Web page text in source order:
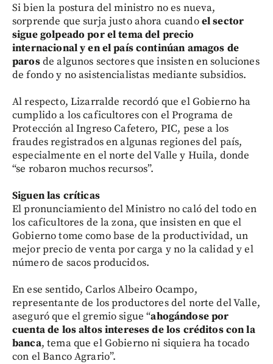
Si bien la postura del ministro no es nueva,
sorprende que surja justo ahora cuandoel sector
sigue golpeado por el tema del precio
internacional y en el país continúan amagos de
parosde algunos sectores que insisten en soluciones
de fondo y no asistencialistas mediante subsidios.
Al respecto, Lizarralde recordó que el Gobierno ha
cumplido a los caficultores con el Programa de
Protección al Ingreso Cafetero, PIC, pese a los
fraudes registrados en algunas regiones del país,
especialmente en el norte del Valle y Huila, donde
“se robaron muchos recursos”.
Siguen las críticas
El pronunciamiento del Ministro no caló del todo en
los caficultores de la zona, que insisten en que el
Gobierno tome como base de la productividad, un
mejor precio de venta por carga y no la calidad y el
número de sacos producidos.
En ese sentido, Carlos Albeiro Ocampo,
representante de los productores del norte del Valle,
aseguró que el gremio sigue “ahogándose por
cuenta de los altos intereses de los créditos con la
banca, tema que el Gobierno ni siquiera ha tocado
con el Banco Agrario”.